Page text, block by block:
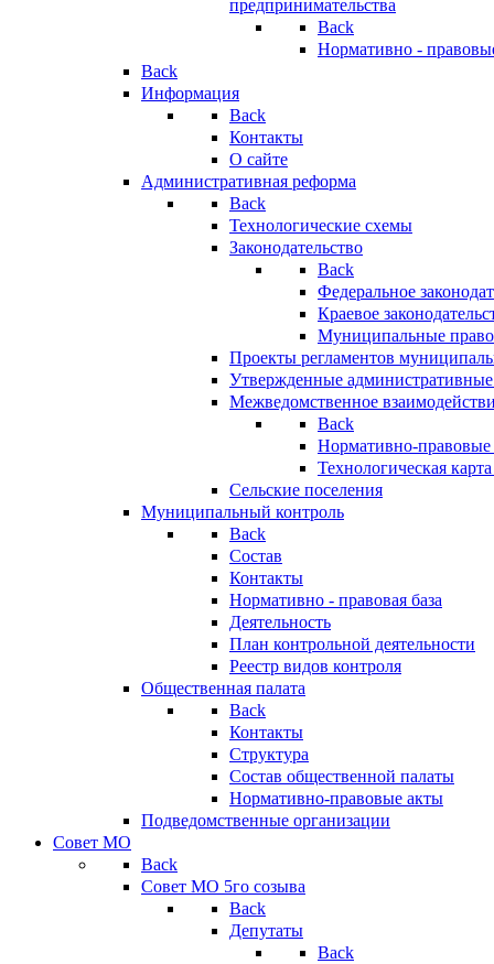
предпринимательства
Back
Нормативно -
Back
Информация
Back
Контакты
О сайте
Административная реформа
Back
Технологические схемы
Законодательство
Back
Федеральное
Краевое
Муниципальные
Проекты регламентов
Утвержденные
Межведомственное
Back
Нормативно-правовые
Технологическая
Сельские поселения
Муниципальный контроль
Back
Состав
Контакты
Нормативно - правовая база
Деятельность
План контрольной деятельности
Реестр видов контроля
Общественная палата
Back
Контакты
Структура
Состав общественной палаты
Нормативно-правовые акты
Подведомственные организации
Совет МО
Back
Совет МО 5го созыва
Back
Депутаты
Back